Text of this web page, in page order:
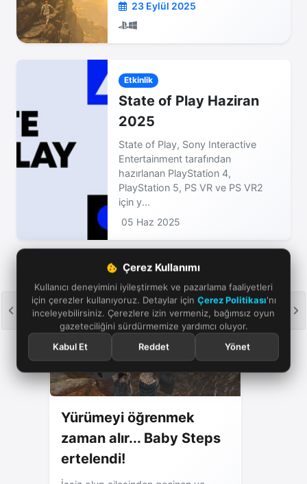
Çerez Kullanımı
Kullanıcı deneyimini iyileştirmek ve pazarlama faaliyetleri
için çerezler kullanıyoruz. Detaylar için Çerez Politikası'nı
inceleyebilirsiniz. Çerezlere izin vermeniz, bağımsız oyun
gazeteciliğini sürdürmemize yardımcı oluyor.
Kabul Et
Reddet Yönet
23 Eylül 2025
Etkinlik
State of Play Haziran
2025
State of Play, Sony Interactive
Entertainment tarafından
hazırlanan PlayStation 4,
PlayStation 5, PS VR ve PS VR2
için y...
05 Haz 2025
Yürümeyi öğrenmek
zaman alır... Baby Steps
ertelendi!